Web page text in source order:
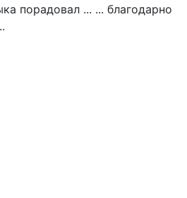
порадовал ... ... благодарно